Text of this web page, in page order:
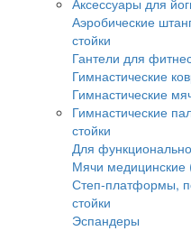
Аксессуары для
Аэробические
стойки
Гантели для
Гимнастические
Гимнастические
Гимнастические
стойки
Для
Мячи
Степ-платформы,
стойки
Эспандеры